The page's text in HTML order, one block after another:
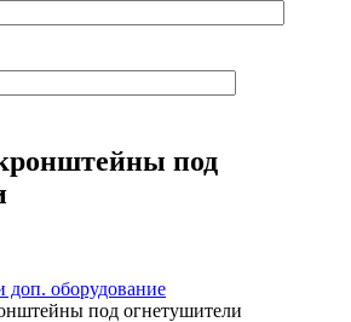
под
оборудование
под огнетушители